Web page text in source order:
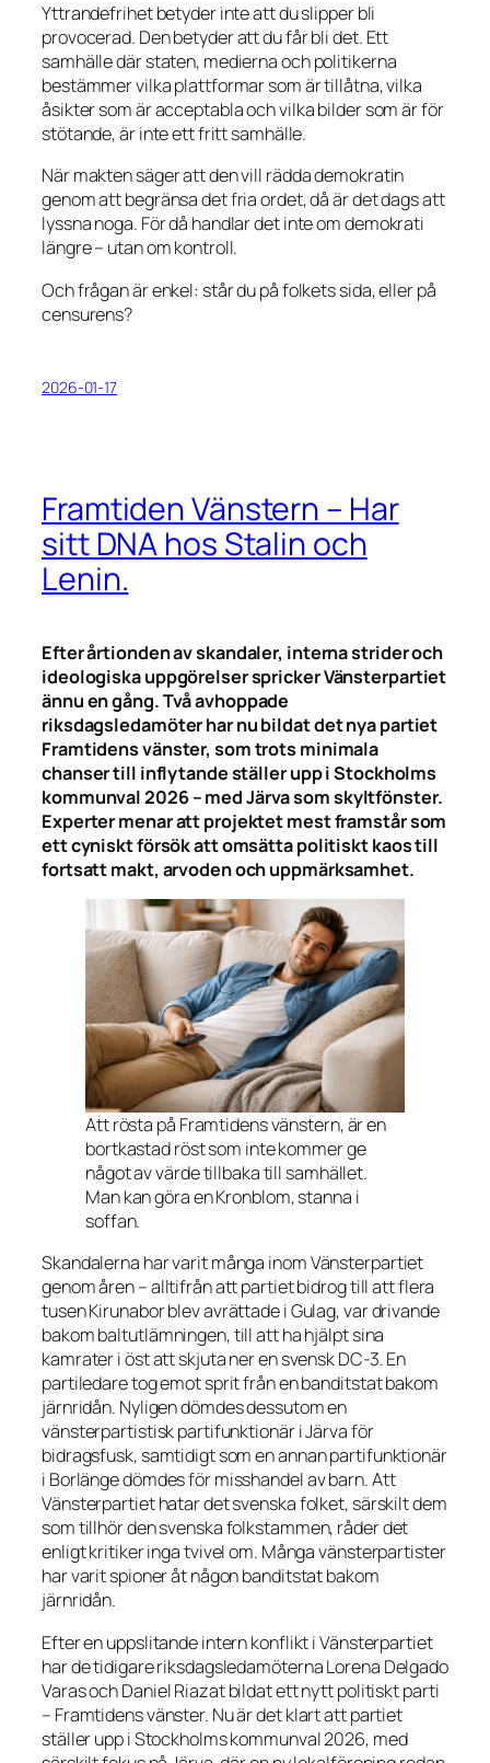
Yttrandefrihet betyder inte att du slipper bli
provocerad. Den betyder att du får bli det. Ett
samhälle där staten, medierna och politikerna
bestämmer vilka plattformar som är tillåtna, vilka
åsikter som är acceptabla och vilka bilder som är för
stötande, är inte ett fritt samhälle.
När makten säger att den vill rädda demokratin
genom att begränsa det fria ordet, då är det dags att
lyssna noga. För då handlar det inte om demokrati
längre – utan om kontroll.
Och frågan är enkel: står du på folkets sida, eller på
censurens?
2026-01-17
Framtiden Vänstern – Har
sitt DNA hos Stalin och
Lenin.
Efter årtionden av skandaler, interna strider och
ideologiska uppgörelser spricker Vänsterpartiet
ännu en gång. Två avhoppade
riksdagsledamöter har nu bildat det nya partiet
Framtidens vänster, som trots minimala
chanser till inflytande ställer upp i Stockholms
kommunval 2026 – med Järva som skyltfönster.
Experter menar att projektet mest framstår som
ett cyniskt försök att omsätta politiskt kaos till
fortsatt makt, arvoden och uppmärksamhet.
Att rösta på Framtidens vänstern, är en
bortkastad röst som inte kommer ge
något av värde tillbaka till samhället.
Man kan göra en Kronblom, stanna i
soffan.
Skandalerna har varit många inom Vänsterpartiet
genom åren – alltifrån att partiet bidrog till att flera
tusen Kirunabor blev avrättade i Gulag, var drivande
bakom baltutlämningen, till att ha hjälpt sina
kamrater i öst att skjuta ner en svensk DC-3. En
partiledare tog emot sprit från en banditstat bakom
järnridån. Nyligen dömdes dessutom en
vänsterpartistisk partifunktionär i Järva för
bidragsfusk, samtidigt som en annan partifunktionär
i Borlänge dömdes för misshandel av barn. Att
Vänsterpartiet hatar det svenska folket, särskilt dem
som tillhör den svenska folkstammen, råder det
enligt kritiker inga tvivel om. Många vänsterpartister
har varit spioner åt någon banditstat bakom
järnridån.
Efter en uppslitande intern konflikt i Vänsterpartiet
har de tidigare riksdagsledamöterna Lorena Delgado
Varas och Daniel Riazat bildat ett nytt politiskt parti
– Framtidens vänster. Nu är det klart att partiet
ställer upp i Stockholms kommunval 2026, med